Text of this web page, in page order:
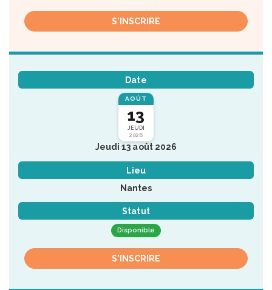
S'INSCRIRE
Date
AOÛT
13
JEUDI
2026
Jeudi 13 août 2026
Lieu
Nantes
Statut
Disponible
S'INSCRIRE